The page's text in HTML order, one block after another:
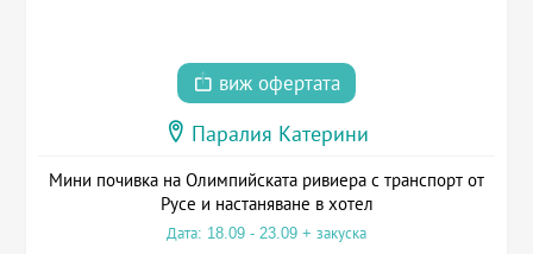
виж офертата
Паралия Катерини
Мини почивка на Олимпийската ривиера с транспорт от
Русе и настаняване в хотел
Дата: 18.09 - 23.09 + закуска